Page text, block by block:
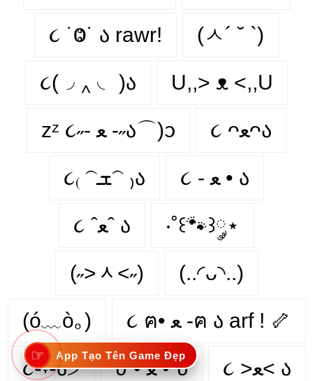
૮ ˙Ⱉ˙ ა rawr! (ㅅ´ ˘ `)
૮(◞ ‸ ◟ )ა U,,> ᴥ <,,U
zᶻ ૮˶- ﻌ -˶ა⌒)ᦱ ૮ ᴖﻌᴖა
૮₍ 𝁽ܫ𝁽 ₎ა ૮ - ﻌ • ა⁩
૮ ˆﻌˆ ა ‧˚꒰🐾꒱༘⋆
(˶˃ᆺ˂˶) (..◜ᴗ◝..)
(ó﹏ò｡) ૮ ฅ• ﻌ -ฅ ა arf ! 🦴
૮֊˕֊ა੭ υ´• ﻌ •`υ ૮ >ﻌ< ა
☞ App Tạo Tên Game Đẹp